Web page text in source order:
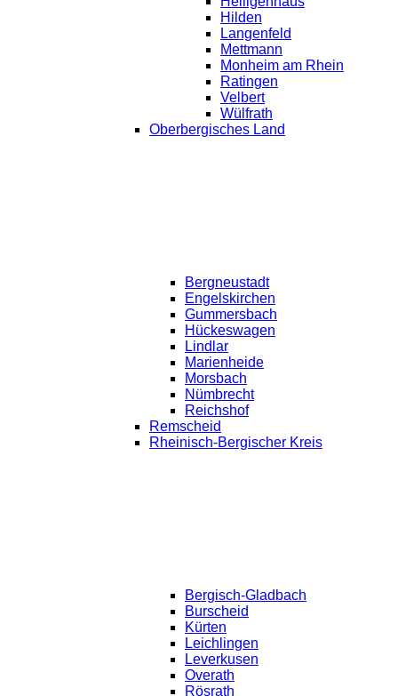
Hilden
Langenfeld
Mettmann
Monheim am Rhein
Ratingen
Velbert
Wülfrath
Oberbergisches Land
Bergneustadt
Engelskirchen
Gummersbach
Hückeswagen
Lindlar
Marienheide
Morsbach
Nümbrecht
Reichshof
Remscheid
Rheinisch-Bergischer Kreis
Bergisch-Gladbach
Burscheid
Kürten
Leichlingen
Leverkusen
Overath
Rösrath